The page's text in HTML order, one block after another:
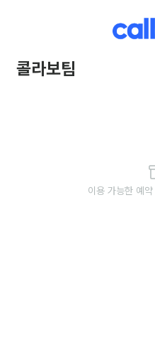
콜라보팀
이용 가능한 예